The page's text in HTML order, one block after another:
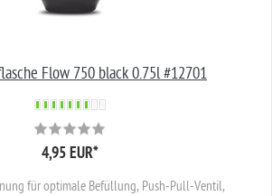
Flow 750 black 0.75l #12701
4,95 EUR*
für optimale Befüllung, Push-Pull-Ventil,